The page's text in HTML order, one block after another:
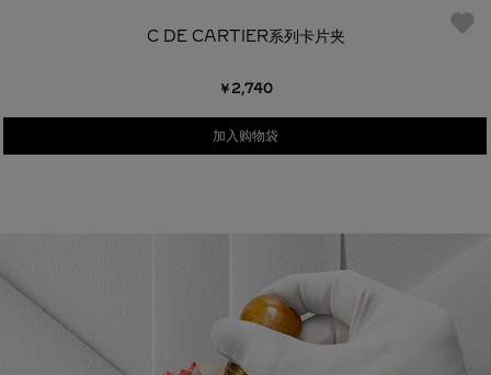
C DE CARTIER系列卡片夹
￥2,740
加入购物袋